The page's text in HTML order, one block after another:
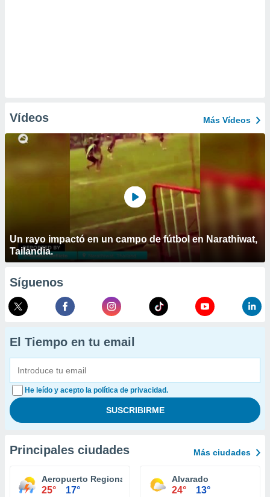
Vídeos Más Vídeos
Un rayo impactó en un campo de fútbol en Narathiwat,
Tailandia.
Síguenos
El Tiempo en tu email
He leído y acepto la política de privacidad.
Principales ciudades Más ciudades
Aeropuerto Regional Southwest Minnesota
25° 17°
Alvarado
24° 13°